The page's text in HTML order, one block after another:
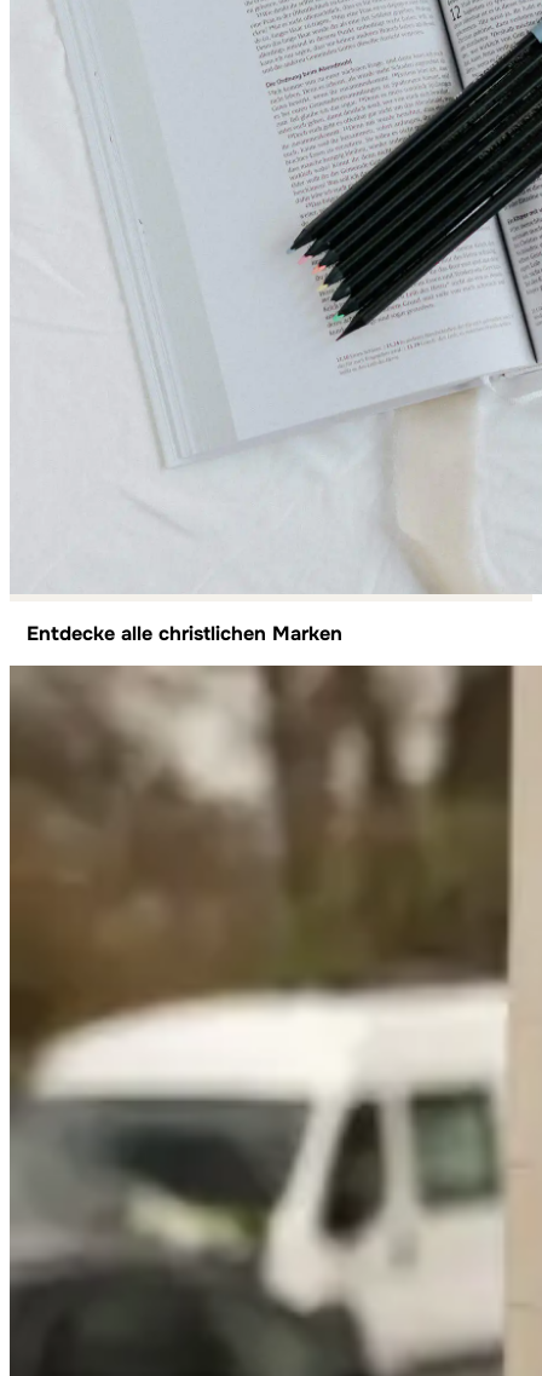
Entdecke alle christlichen Marken